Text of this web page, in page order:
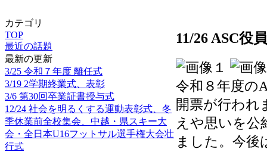
カテゴリ
TOP
最近の話題
最新の更新
3/25 令和７年度 離任式
3/19 2学期終業式、表彰
3/6 第30回卒業証書授与式
12/24 社会を明るくする運動表彰式、冬
季休業前全校集会、中越・県スキー大
会・全日本U16フットサル選手権大会壮
行式
11/26 ASC役
令和８年度の
開票が行われ
えや思いを公
ました。今後